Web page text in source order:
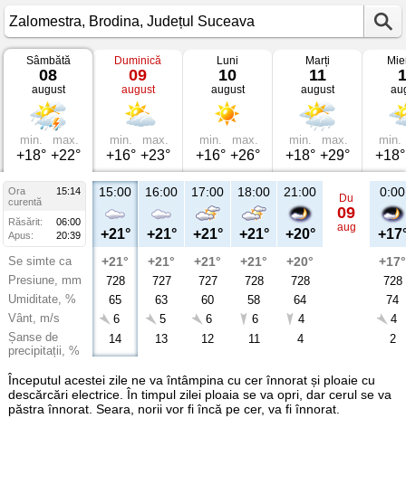
Vremea
Zalomestra
Brodina,
Județul
Suceava
Sâmbătă
08
august
min.
+18°
max.
+22°
Duminică
09
august
min.
+16°
max.
+23°
Luni
10
august
min.
+16°
max.
+26°
Marți
11
august
min.
+18°
max.
+29°
min.
+18°
Ora
15:14
curentă
Răsărit:
06:00
Apus:
20:39
Se simte ca
Presiune, mm
Umiditate, %
Vânt, m/s
Șanse de
precipitații, %
15:00
+21°
+21°
728
65
6
14
16:00
+21°
+21°
727
63
5
13
17:00
+21°
+21°
727
60
6
12
18:00
+21°
+21°
728
58
6
11
21:00
+20°
+20°
728
64
4
4
Du
09
aug
0:00
+17°
728
74
4
2
Începutul acestei zile ne va întâmpina cu cer înnorat și ploaie cu
descărcări electrice. În timpul zilei ploaia se va opri, dar cerul se va
păstra înnorat. Seara, norii vor fi încă pe cer, va fi înnorat.